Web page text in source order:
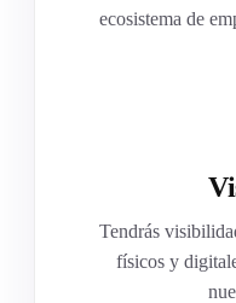
ecosistema de
Tendrás
físicos y